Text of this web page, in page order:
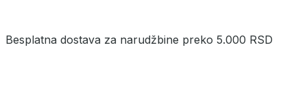
Besplatna dostava za narudžbine preko 5.000 RSD